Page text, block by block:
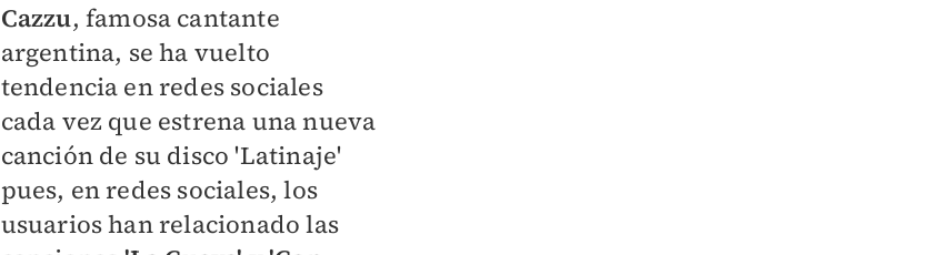
Cazzu, famosa cantante
argentina, se ha vuelto
tendencia en redes sociales
cada vez que estrena una nueva
canción de su disco 'Latinaje'
pues, en redes sociales, los
usuarios han relacionado las